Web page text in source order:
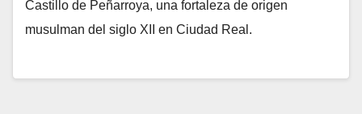
Castillo de Peñarroya, una fortaleza de origen
musulman del siglo XII en Ciudad Real.